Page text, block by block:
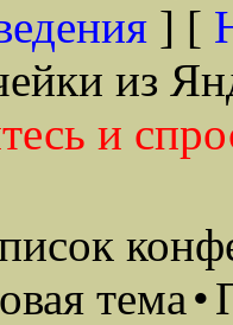
] [
из
и
тема•